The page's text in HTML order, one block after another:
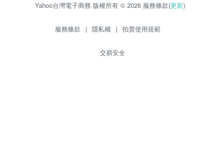
Yahoo台灣電子商務 版權所有 © 2026 服務條款(更新)
服務條款 | 隱私權 | 拍賣使用規範
交易安全